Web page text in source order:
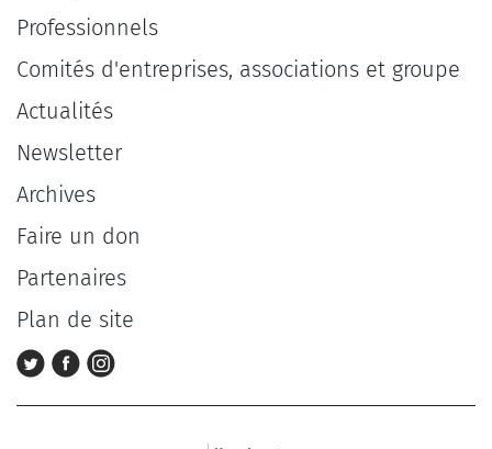
Professionnels
Comités d'entreprises, associations et groupe
Actualités
Newsletter
Archives
Faire un don
Partenaires
Plan de site